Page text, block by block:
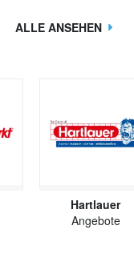
ALLE ANSEHEN
Hartlauer
Angebote